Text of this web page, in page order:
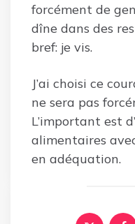
forcément de
dîne dans des
bref: je vis.
J’ai choisi ce
ne sera pas
L’important est
alimentaires
en adéquation.